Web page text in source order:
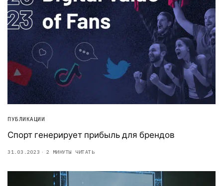
ПУБЛИКАЦИИ
Спорт генерирует прибыль для брендов
31.03.2023 2 МИНУТЫ ЧИТАТЬ